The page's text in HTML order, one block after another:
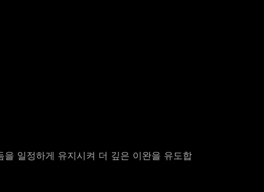
일정하게 유지시켜 더 깊은 이완을 유도합